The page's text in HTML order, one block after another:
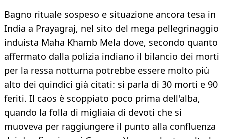
Bagno rituale sospeso e situazione ancora tesa in
India a Prayagraj, nel sito del mega pellegrinaggio
induista Maha Khamb Mela dove, secondo quanto
affermato dalla polizia indiano il bilancio dei morti
per la ressa notturna potrebbe essere molto più
alto dei quindici già citati: si parla di 30 morti e 90
feriti. Il caos è scoppiato poco prima dell'alba,
quando la folla di migliaia di devoti che si
muoveva per raggiungere il punto alla confluenza